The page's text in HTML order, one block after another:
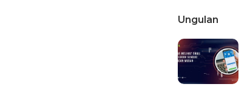
Ungulan